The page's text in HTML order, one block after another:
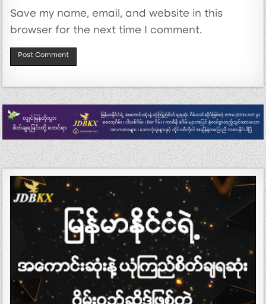
Save my name, email, and website in this
browser for the next time I comment.